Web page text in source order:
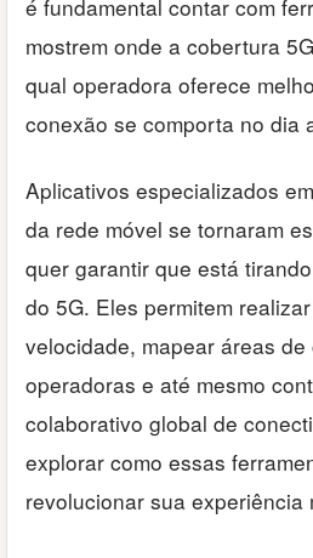
é fundamental contar com
mostrem onde a cobertura
qual operadora oferece
conexão se comporta no dia
Aplicativos especializados
da rede móvel se tornaram
quer garantir que está
do 5G. Eles permitem
velocidade, mapear áreas
operadoras e até mesmo
colaborativo global de
explorar como essas
revolucionar sua experiência